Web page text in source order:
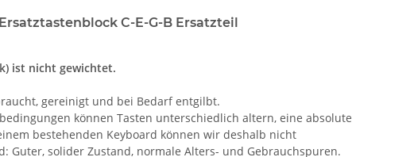
C-E-G-B Ersatzteil
ist nicht gewichtet.
gereinigt und bei Bedarf entgilbt.
können Tasten unterschiedlich altern, eine absolute
bestehenden Keyboard können wir deshalb nicht
Guter, solider Zustand, normale Alters- und Gebrauchspuren.